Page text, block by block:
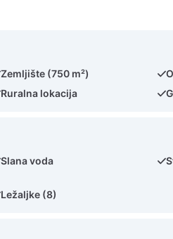
Zemljište (750 m²)
Ruralna lokacija
Slana voda
Ležaljke (8)